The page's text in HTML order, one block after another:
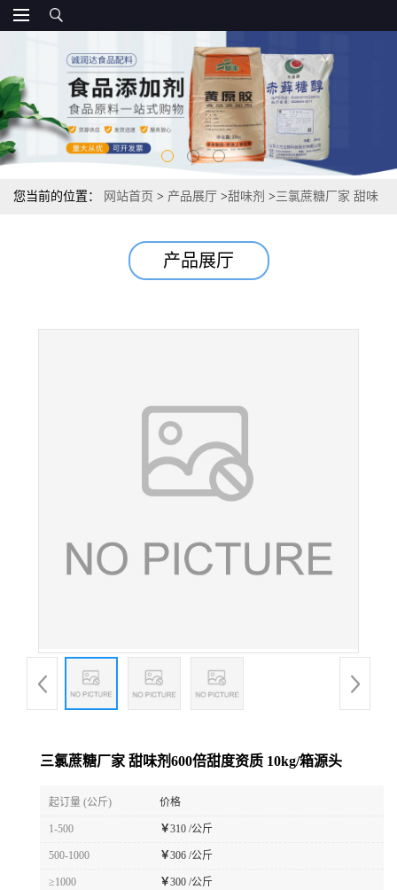
您当前的位置： 网站首页 > 产品展厅 >甜味剂 >三氯蔗糖厂家 甜味
产品展厅
三氯蔗糖厂家 甜味剂600倍甜度资质 10kg/箱源头
起订量 (公斤) 价格
1-500 ￥310 /公斤
500-1000 ￥306 /公斤
≥1000 ￥300 /公斤